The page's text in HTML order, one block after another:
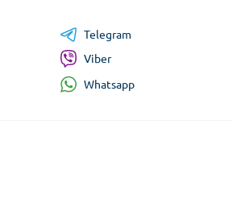
Telegram
Viber
Whatsapp